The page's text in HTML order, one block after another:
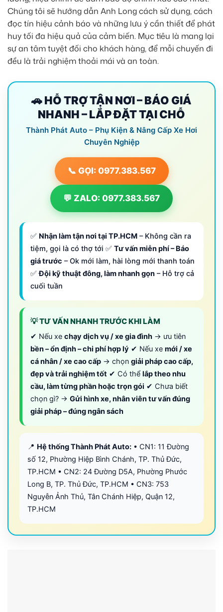
Chúng tôi sẽ hướng dẫn Anh Long cách sử dụng, cách
đọc tín hiệu cảnh báo và những lưu ý cần thiết để phát
huy tối đa hiệu quả của cảm biến. Mục tiêu là mang lại
sự an tâm tuyệt đối cho khách hàng, để mỗi chuyến đi
đều là trải nghiệm thoải mái và an toàn.
🚗 HỖ TRỢ TẬN NƠI – BÁO GIÁ
NHANH – LẮP ĐẶT TẠI CHỖ
Thành Phát Auto – Phụ Kiện & Nâng Cấp Xe Hơi
Chuyên Nghiệp
📞 GỌI: 0977.383.567
💬 ZALO: 0977.383.567
✅ Nhận làm tận nơi tại TP.HCM – Không cần ra
tiệm, gọi là có thợ tới ✅ Tư vấn miễn phí – Báo
giá trước – Ok mới làm, hài lòng mới thanh toán
✅Đội kỹ thuật đông, làm nhanh gọn – Hỗ trợ cả
cuối tuần
💡 TƯ VẤN NHANH TRƯỚC KHI LÀM
✔ Nếu xe chạy dịch vụ / xe gia đình → ưu tiên
bền – ổn định – chi phí hợp lý ✔ Nếu xe mới / xe
cá nhân / xe cao cấp → chọn giải pháp cao cấp,
đẹp và trải nghiệm tốt ✔ Có thể lắp theo nhu
cầu, làm từng phần hoặc trọn gói ✔ Chưa biết
chọn gì? → Gửi hình xe, nhân viên tư vấn đúng
giải pháp – đúng ngân sách
📍 Hệ thống Thành Phát Auto: • CN1: 11 Đường
số 12, Phường Hiệp Bình Chánh, TP. Thủ Đức,
TP.HCM • CN2: 24 Đường D5A, Phường Phước
Long B, TP. Thủ Đức, TP.HCM • CN3: 753
Nguyễn Ảnh Thủ, Tân Chánh Hiệp, Quận 12,
TP.HCM